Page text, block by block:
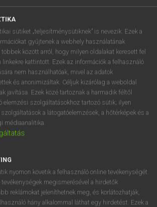
ELŐFIZETÉSED?
a teljes szócikk megtekintéséhez.
BELÉPÉS
ELŐFIZETÉSED?
és előfizetésem. A szótár 2 órás,
elindításához regisztrálok és
sütiket „teljesítménysütiknek” is nevezik. Ezek a
gyűjtenek a webhely használatának
többek között arról, hogy milyen oldalakat keresett fel
linkekre kattintott. Ezek az információk a felhasználó
nem használhatóak, mivel az adatok
és anonimizáltak. Céljuk kizárólag a weboldal
javítása. Ezek közé tartoznak a harmadik féltől
elemzési szolgáltatásokhoz tartozó sütik; ilyen
a látogatóelemzések, a hőtérképek és a
médiaanalitika.
nyomon követik a felhasználó online tevékenységét.
tevékenységek megismerésével a hirdetők
reklámokat jeleníthetnek meg, és korlátozhatják,
hány alkalommal láthat egy hirdetést. Ezek a
k l é á ű Ω
m , . AltGr